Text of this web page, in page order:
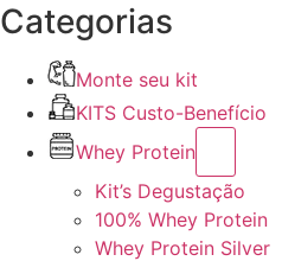
Categorias
Monte seu kit
KITS Custo-Benefício
Whey Protein
Kit’s Degustação
100% Whey Protein
Whey Protein Silver